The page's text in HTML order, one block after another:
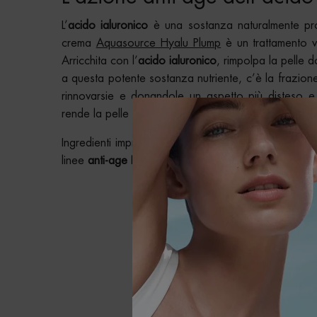
L’acido ialuronico è una sostanza naturalmente
crema Aquasource Hyalu Plump è un trattamento
Arricchita con l’acido ialuronico, rimpolpa la pelle
a questa potente sostanza nutriente, c’è la
rinnovarsie e donandole un aspetto più
rende la pelle visibilmente rimpolpata, idratata e
Ingredienti imprescindibili per un trattamento anti-
linee anti-age Biotherm, pensate specificatamente